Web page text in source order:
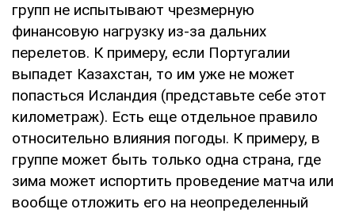
групп не испытывают чрезмерную
финансовую нагрузку из-за дальних
перелетов. К примеру, если Португалии
выпадет Казахстан, то им уже не может
попасться Исландия (представьте себе этот
километраж). Есть еще отдельное правило
относительно влияния погоды. К примеру, в
группе может быть только одна страна, где
зима может испортить проведение матча или
вообще отложить его на неопределенный